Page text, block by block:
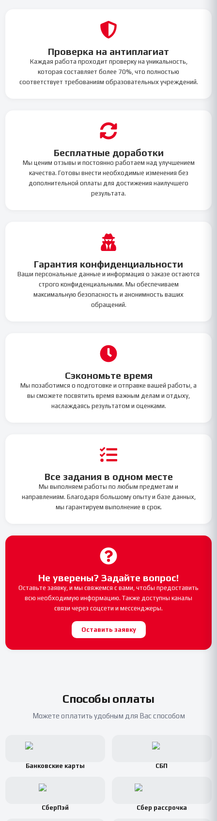
Проверка на антиплагиат
Каждая работа проходит проверку на уникальность,
которая составляет более 70%, что полностью
соответствует требованиям образовательных учреждений.
Бесплатные доработки
Мы ценим отзывы и постоянно работаем над улучшением
качества. Готовы внести необходимые изменения без
дополнительной оплаты для достижения наилучшего
результата.
Гарантия конфиденциальности
Ваши персональные данные и информация о заказе остаются
строго конфиденциальными. Мы обеспечиваем
максимальную безопасность и анонимность ваших
обращений.
Сэкономьте время
Мы позаботимся о подготовке и отправке вашей работы, а
вы сможете посвятить время важным делам и отдыху,
наслаждаясь результатом и оценками.
Все задания в одном месте
Мы выполняем работы по любым предметам и
направлениям. Благодаря большому опыту и базе данных,
мы гарантируем выполнение в срок.
Не уверены? Задайте вопрос!
Оставьте заявку, и мы свяжемся с вами, чтобы предоставить
всю необходимую информацию. Также доступны каналы
связи через соцсети и мессенджеры.
Оставить заявку
Способы оплаты
Можете оплатить удобным для Вас способом
Банковские карты СБП
СберПэй Сбер рассрочка